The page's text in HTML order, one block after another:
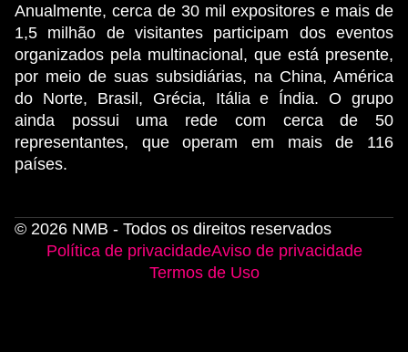
Anualmente, cerca de 30 mil expositores e mais de
1,5 milhão de visitantes participam dos eventos
organizados pela multinacional, que está presente,
por meio de suas subsidiárias, na China, América
do Norte, Brasil, Grécia, Itália e Índia. O grupo
ainda possui uma rede com cerca de 50
representantes, que operam em mais de 116
países.
© 2026 NMB - Todos os direitos reservados
Política de privacidadeAviso de privacidade
Termos de Uso